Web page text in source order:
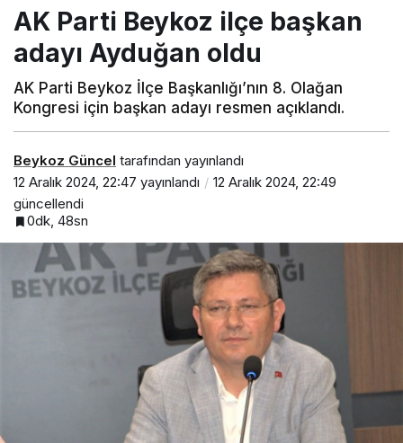
AK Parti Beykoz ilçe başkan
adayı Ayduğan oldu
AK Parti Beykoz İlçe Başkanlığı’nın 8. Olağan
Kongresi için başkan adayı resmen açıklandı.
Beykoz Güncel tarafından yayınlandı
12 Aralık 2024, 22:47 yayınlandı
12 Aralık 2024, 22:49
güncellendi
0dk, 48sn